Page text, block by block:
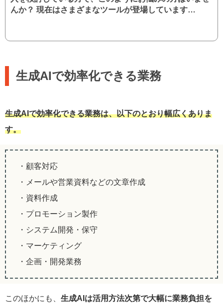
んか？ 現在はさまざまなツールが登場しています…
生成AIで効率化できる業務
生成AIで効率化できる業務は、以下のとおり幅広くありま
す。
・顧客対応
・メールや営業資料などの文章作成
・資料作成
・プロモーション製作
・システム開発・保守
・マーケティング
・企画・開発業務
このほかにも、 生成AIは活用方法次第で大幅に業務負担を